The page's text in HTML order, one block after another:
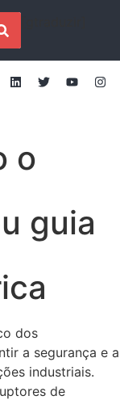
o
guia
dos
a segurança e a
industriais.
de